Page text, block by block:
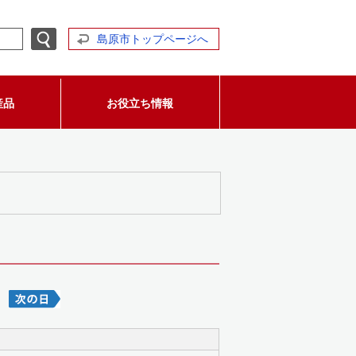
島原市トップページへ
品 お役立ち情報